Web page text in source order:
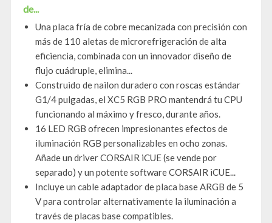
de...
Una placa fría de cobre mecanizada con precisión con
más de 110 aletas de microrefrigeración de alta
eficiencia, combinada con un innovador diseño de
flujo cuádruple, elimina...
Construido de nailon duradero con roscas estándar
G1/4 pulgadas, el XC5 RGB PRO mantendrá tu CPU
funcionando al máximo y fresco, durante años.
16 LED RGB ofrecen impresionantes efectos de
iluminación RGB personalizables en ocho zonas.
Añade un driver CORSAIR iCUE (se vende por
separado) y un potente software CORSAIR iCUE...
Incluye un cable adaptador de placa base ARGB de 5
V para controlar alternativamente la iluminación a
través de placas base compatibles.